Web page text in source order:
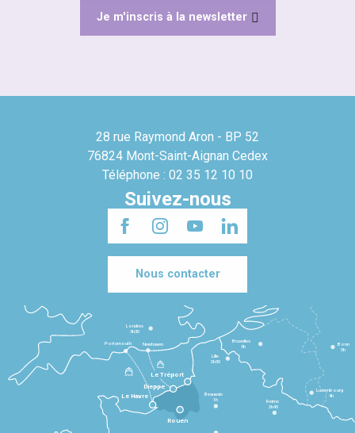
Je m'inscris à la newsletter
28 rue Raymond Aron - BP 52
76824 Mont-Saint-Aignan Cedex
Téléphone : 02 35 12 10 10
Suivez-nous
Nous contacter
Le Havre
Dieppe
Le Tréport
Beauvais
1h
Reims
2h45
Lille
2h30
Bruxelles
3h
Londres
3h30
Newhaven
Portsmouth
Bonn
5h
Luxembourg
4h
Rouen